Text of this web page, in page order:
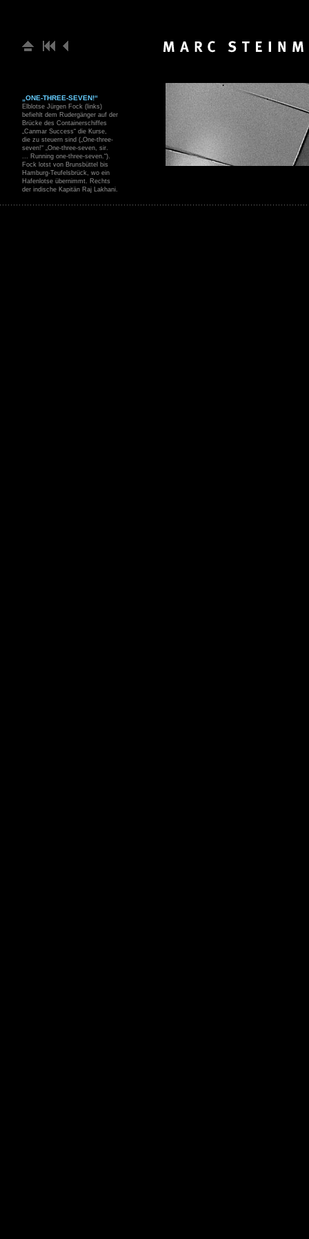
„ONE-THREE-SEVEN!“
Elblotse Jürgen Fock (links)
befiehlt dem Rudergänger auf der
Brücke des Containerschiffes
„Canmar Success“ die Kurse,
die zu steuern sind („One-three-
seven!“ „One-three-seven, sir.
... Running one-three-seven.“).
Fock lotst von Brunsbüttel bis
Hamburg-Teufelsbrück, wo ein
Hafenlotse übernimmt. Rechts
der indische Kapitän Raj Lakhani.